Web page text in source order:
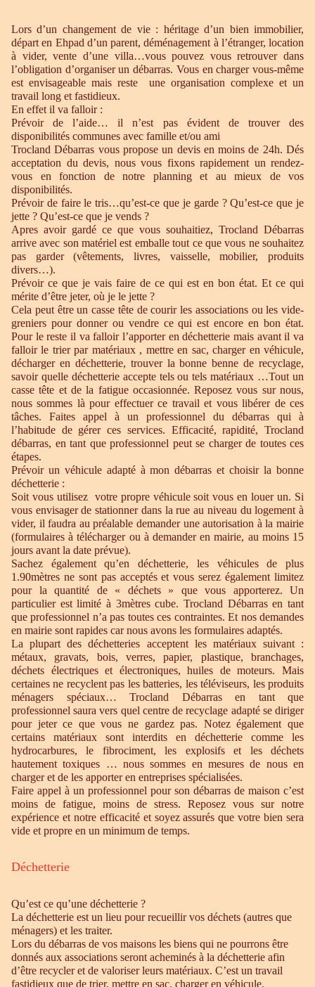
Lors d’un changement de vie : héritage d’un bien immobilier,
départ en Ehpad d’un parent, déménagement à l’étranger, location
à vider, vente d’une villa…vous pouvez vous retrouver dans
l’obligation d’organiser un débarras. Vous en charger vous-même
est envisageable mais reste une organisation complexe et un
travail long et fastidieux.
En effet il va falloir :
Prévoir de l’aide… il n’est pas évident de trouver des
disponibilités communes avec famille et/ou ami
Trocland Débarras vous propose un devis en moins de 24h. Dés
acceptation du devis, nous vous fixons rapidement un rendez-
vous en fonction de notre planning et au mieux de vos
disponibilités.
Prévoir de faire le tris…qu’est-ce que je garde ? Qu’est-ce que je
jette ? Qu’est-ce que je vends ?
Apres avoir gardé ce que vous souhaitiez, Trocland Débarras
arrive avec son matériel est emballe tout ce que vous ne souhaitez
pas garder (vêtements, livres, vaisselle, mobilier, produits
divers…).
Prévoir ce que je vais faire de ce qui est en bon état. Et ce qui
mérite d’être jeter, où je le jette ?
Cela peut être un casse tête de courir les associations ou les vide-
greniers pour donner ou vendre ce qui est encore en bon état.
Pour le reste il va falloir l’apporter en déchetterie mais avant il va
falloir le trier par matériaux , mettre en sac, charger en véhicule,
décharger en déchetterie, trouver la bonne benne de recyclage,
savoir quelle déchetterie accepte tels ou tels matériaux …Tout un
casse tête et de la fatigue occasionnée. Reposez vous sur nous,
nous sommes là pour effectuer ce travail et vous libérer de ces
tâches. Faites appel à un professionnel du débarras qui à
l’habitude de gérer ces services. Efficacité, rapidité, Trocland
débarras, en tant que professionnel peut se charger de toutes ces
étapes.
Prévoir un véhicule adapté à mon débarras et choisir la bonne
déchetterie :
Soit vous utilisez votre propre véhicule soit vous en louer un. Si
vous envisager de stationner dans la rue au niveau du logement à
vider, il faudra au préalable demander une autorisation à la mairie
(formulaires à télécharger ou à demander en mairie, au moins 15
jours avant la date prévue).
Sachez également qu’en déchetterie, les véhicules de plus
1.90mètres ne sont pas acceptés et vous serez également limitez
pour la quantité de « déchets » que vous apporterez. Un
particulier est limité à 3mètres cube. Trocland Débarras en tant
que professionnel n’a pas toutes ces contraintes. Et nos demandes
en mairie sont rapides car nous avons les formulaires adaptés.
La plupart des déchetteries acceptent les matériaux suivant :
métaux, gravats, bois, verres, papier, plastique, branchages,
déchets électriques et électroniques, huiles de moteurs. Mais
certaines ne recyclent pas les batteries, les téléviseurs, les produits
ménagers spéciaux… Trocland Débarras en tant que
professionnel saura vers quel centre de recyclage adapté se diriger
pour jeter ce que vous ne gardez pas. Notez également que
certains matériaux sont interdits en déchetterie comme les
hydrocarbures, le fibrociment, les explosifs et les déchets
hautement toxiques … nous sommes en mesures de nous en
charger et de les apporter en entreprises spécialisées.
Faire appel à un professionnel pour son débarras de maison c’est
moins de fatigue, moins de stress. Reposez vous sur notre
expérience et notre efficacité et soyez assurés que votre bien sera
vide et propre en un minimum de temps.
Déchetterie
Qu’est ce qu’une déchetterie ?
La déchetterie est un lieu pour recueillir vos déchets (autres que
ménagers) et les traiter.
Lors du débarras de vos maisons les biens qui ne pourrons être
donnés aux associations seront acheminés à la déchetterie afin
d’être recycler et de valoriser leurs matériaux. C’est un travail
fastidieux que de trier, mettre en sac, charger en véhicule,